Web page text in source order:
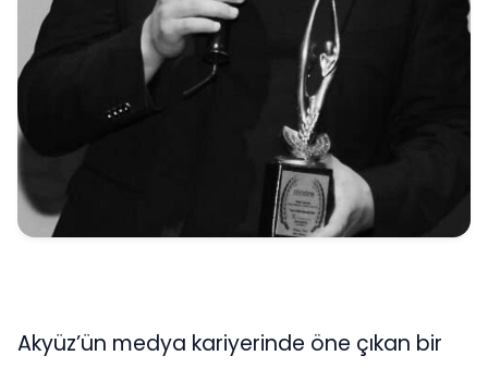
Akyüz’ün medya kariyerinde öne çıkan bir